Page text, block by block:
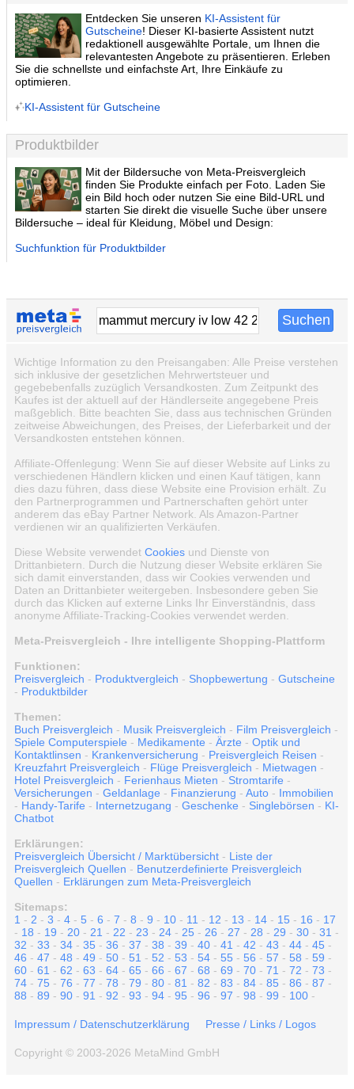
Entdecken Sie unseren KI-Assistent für
Gutscheine! Dieser KI-basierte Assistent nutzt
redaktionell ausgewählte Portale, um Ihnen die
relevantesten Angebote zu präsentieren. Erleben
Sie die schnellste und einfachste Art, Ihre Einkäufe zu
optimieren.
KI-Assistent für Gutscheine
Produktbilder
Mit der Bildersuche von Meta-Preisvergleich
finden Sie Produkte einfach per Foto. Laden Sie
ein Bild hoch oder nutzen Sie eine Bild-URL und
starten Sie direkt die visuelle Suche über unsere
Bildersuche – ideal für Kleidung, Möbel und Design:
Suchfunktion für Produktbilder
Wichtige Information zu den Preisangaben: Alle Preise verstehen
sich inklusive der gesetzlichen Mehrwertsteuer und
gegebebenfalls zuzüglich Versandkosten. Zum Zeitpunkt des
Kaufes ist der aktuell auf der Händlerseite angegebene Preis
maßgeblich. Bitte beachten Sie, dass aus technischen Gründen
zeitweise Abweichungen, des Preises, der Lieferbarkeit und der
Versandkosten entstehen können.
Affiliate-Offenlegung: Wenn Sie auf dieser Website auf Links zu
verschiedenen Händlern klicken und einen Kauf tätigen, kann
dies dazu führen, dass diese Website eine Provision erhält. Zu
den Partnerprogrammen und Partnerschaften gehört unter
anderem das eBay Partner Network. Als Amazon-Partner
verdienen wir an qualifizierten Verkäufen.
Diese Website verwendet Cookies und Dienste von
Drittanbietern. Durch die Nutzung dieser Website erklären Sie
sich damit einverstanden, dass wir Cookies verwenden und
Daten an Drittanbieter weitergeben. Insbesondere geben Sie
durch das Klicken auf externe Links Ihr Einverständnis, dass
anonyme Affiliate-Tracking-Cookies verwendet werden.
Meta-Preisvergleich - Ihre intelligente Shopping-Plattform
Funktionen:
Preisvergleich - Produktvergleich - Shopbewertung - Gutscheine
- Produktbilder
Themen:
Buch Preisvergleich - Musik Preisvergleich - Film Preisvergleich -
Spiele Computerspiele - Medikamente - Ärzte - Optik und
Kontaktlinsen - Krankenversicherung - Preisvergleich Reisen -
Kreuzfahrt Preisvergleich - Flüge Preisvergleich - Mietwagen -
Hotel Preisvergleich - Ferienhaus Mieten - Stromtarife -
Versicherungen - Geldanlage - Finanzierung - Auto - Immobilien
- Handy-Tarife - Internetzugang - Geschenke - Singlebörsen - KI-
Chatbot
Erklärungen:
Preisvergleich Übersicht / Marktübersicht - Liste der
Preisvergleich Quellen - Benutzerdefinierte Preisvergleich
Quellen - Erklärungen zum Meta-Preisvergleich
Sitemaps:
1 - 2 - 3 - 4 - 5 - 6 - 7 - 8 - 9 - 10 - 11 - 12 - 13 - 14 - 15 - 16 - 17
- 18 - 19 - 20 - 21 - 22 - 23 - 24 - 25 - 26 - 27 - 28 - 29 - 30 - 31 -
32 - 33 - 34 - 35 - 36 - 37 - 38 - 39 - 40 - 41 - 42 - 43 - 44 - 45 -
46 - 47 - 48 - 49 - 50 - 51 - 52 - 53 - 54 - 55 - 56 - 57 - 58 - 59 -
60 - 61 - 62 - 63 - 64 - 65 - 66 - 67 - 68 - 69 - 70 - 71 - 72 - 73 -
74 - 75 - 76 - 77 - 78 - 79 - 80 - 81 - 82 - 83 - 84 - 85 - 86 - 87 -
88 - 89 - 90 - 91 - 92 - 93 - 94 - 95 - 96 - 97 - 98 - 99 - 100 -
Impressum / Datenschutzerklärung Presse / Links / Logos
Copyright © 2003-2026 MetaMind GmbH